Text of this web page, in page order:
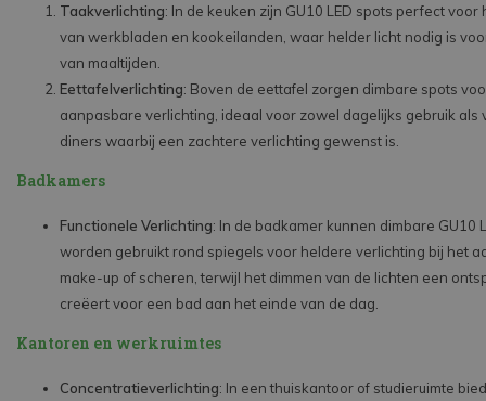
Taakverlichting: In de keuken zijn GU10 LED spots perfect voor
van werkbladen en kookeilanden, waar helder licht nodig is
van maaltijden.
Eettafelverlichting: Boven de eettafel zorgen dimbare spots
aanpasbare verlichting, ideaal voor zowel dagelijks gebruik als
diners waarbij een zachtere verlichting gewenst is.
Badkamers
Functionele Verlichting: In de badkamer kunnen dimbare GU10
worden gebruikt rond spiegels voor heldere verlichting bij het
make-up of scheren, terwijl het dimmen van de lichten een
creëert voor een bad aan het einde van de dag.
Kantoren en werkruimtes
Concentratieverlichting: In een thuiskantoor of studieruimte